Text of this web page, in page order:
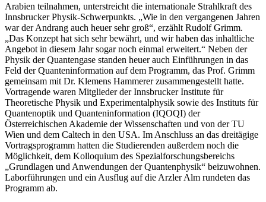
Arabien teilnahmen, unterstreicht die internationale Strahlkraft des
Innsbrucker Physik-Schwerpunkts. „Wie in den vergangenen Jahren
war der Andrang auch heuer sehr groß“, erzählt Rudolf Grimm.
„Das Konzept hat sich sehr bewährt, und wir haben das inhaltliche
Angebot in diesem Jahr sogar noch einmal erweitert.“ Neben der
Physik der Quantengase standen heuer auch Einführungen in das
Feld der Quanteninformation auf dem Programm, das Prof. Grimm
gemeinsam mit Dr. Klemens Hammerer zusammengestellt hatte.
Vortragende waren Mitglieder der Innsbrucker Institute für
Theoretische Physik und Experimentalphysik sowie des Instituts für
Quantenoptik und Quanteninformation (IQOQI) der
Österreichischen Akademie der Wissenschaften und von der TU
Wien und dem Caltech in den USA. Im Anschluss an das dreitägige
Vortragsprogramm hatten die Studierenden außerdem noch die
Möglichkeit, dem Kolloquium des Spezialforschungsbereichs
„Grundlagen und Anwendungen der Quantenphysik“ beizuwohnen.
Laborführungen und ein Ausflug auf die Arzler Alm rundeten das
Programm ab.